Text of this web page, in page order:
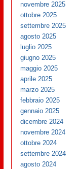
novembre 2025
ottobre 2025
settembre 2025
agosto 2025
luglio 2025
giugno 2025
maggio 2025
aprile 2025
marzo 2025
febbraio 2025
gennaio 2025
dicembre 2024
novembre 2024
ottobre 2024
settembre 2024
agosto 2024